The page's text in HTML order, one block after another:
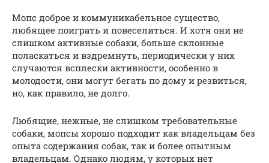
Мопс доброе и коммуникабельное существо,
любящее поиграть и повеселиться. И хотя они не
слишком активные собаки, больше склонные
поласкаться и вздремнуть, периодически у них
случаются всплески активности, особенно в
молодости, они могут бегать по дому и резвиться,
но, как правило, не долго.
Любящие, нежные, не слишком требовательные
собаки, мопсы хорошо подходит как владельцам без
опыта содержания собак, так и более опытным
владельцам. Однако людям, у которых нет